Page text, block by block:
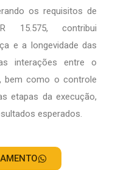
os requisitos de
15.575, contribui
e a longevidade das
interações entre o
bem como o controle
etapas da execução,
esperados.